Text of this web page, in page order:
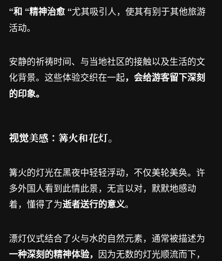
“和 “精神治愈 “尤其吸引人，使其有别于其他旅游
活动。
安静的祈祷时间、与当地社区的接触以及生活的文
化背景。这些体验交织在一起，会给游客留下深刻
的印象。
视觉美感：篝火和花灯。
篝火的灯光在黑夜中轻轻浮动，不仅美轮美奂。许
多外国人看到此情此景，无言以对，默默地感动
着，懂得了为逝者送行的意义。
漂灯仪式结合了火与水的自然元素，通常被描述为
一种深刻的精神体验， 因为无数的灯光顺流而下，